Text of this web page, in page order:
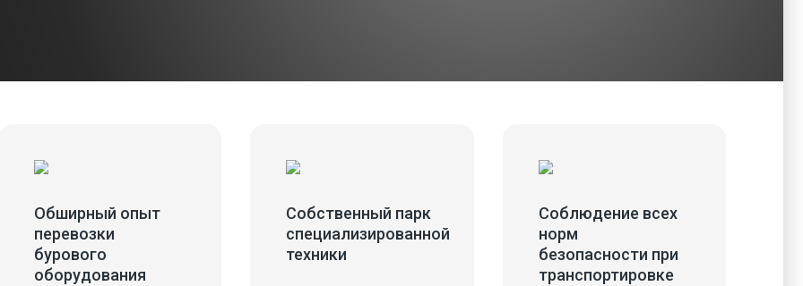
Обширный опыт
перевозки
бурового
оборудования
Собственный парк
специализированной
техники
Соблюдение всех
норм
безопасности при
транспортировке